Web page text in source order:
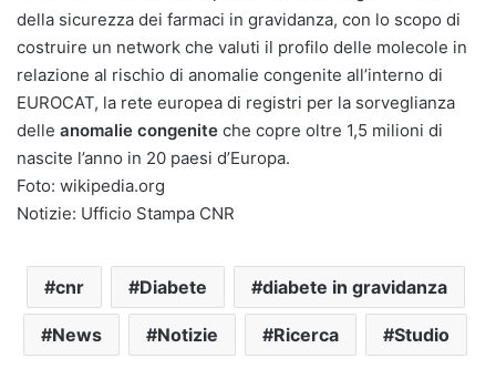
della sicurezza dei farmaci in gravidanza, con lo scopo di
costruire un network che valuti il profilo delle molecole in
relazione al rischio di anomalie congenite all’interno di
EUROCAT, la rete europea di registri per la sorveglianza
delle anomalie congenite che copre oltre 1,5 milioni di
nascite l’anno in 20 paesi d’Europa.
Foto: wikipedia.org
Notizie: Ufficio Stampa CNR
cnr Diabete diabete in gravidanza
News Notizie Ricerca Studio